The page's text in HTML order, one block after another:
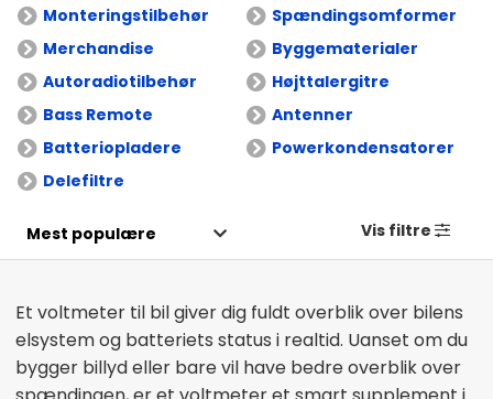
Monteringstilbehør
Spændingsomformer
Merchandise
Byggematerialer
Autoradiotilbehør
Højttalergitre
Bass Remote
Antenner
Batteriopladere
Powerkondensatorer
Delefiltre
Et voltmeter til bil giver dig fuldt overblik over bilens
elsystem og batteriets status i realtid. Uanset om du
bygger billyd eller bare vil have bedre overblik over
Vis filtre